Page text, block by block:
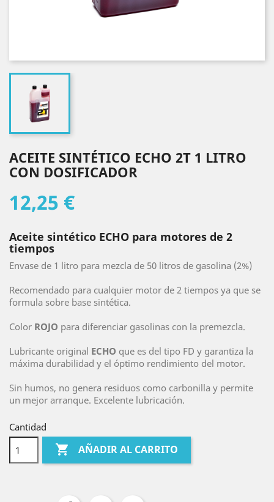
ACEITE SINTÉTICO ECHO 2T 1 LITRO
CON DOSIFICADOR
12,25 €
Aceite sintético ECHO para motores de 2
tiempos
Envase de 1 litro para mezcla de 50 litros de gasolina (2%)
Recomendado para cualquier motor de 2 tiempos ya que se
formula sobre base sintética.
Color ROJO para diferenciar gasolinas con la premezcla.
Lubricante original ECHO que es del tipo FD y garantiza la
máxima durabilidad y el óptimo rendimiento del motor.
Sin humos, no genera residuos como carbonilla y permite
un mejor arranque. Excelente lubricación.
Cantidad
 AÑADIR AL CARRITO